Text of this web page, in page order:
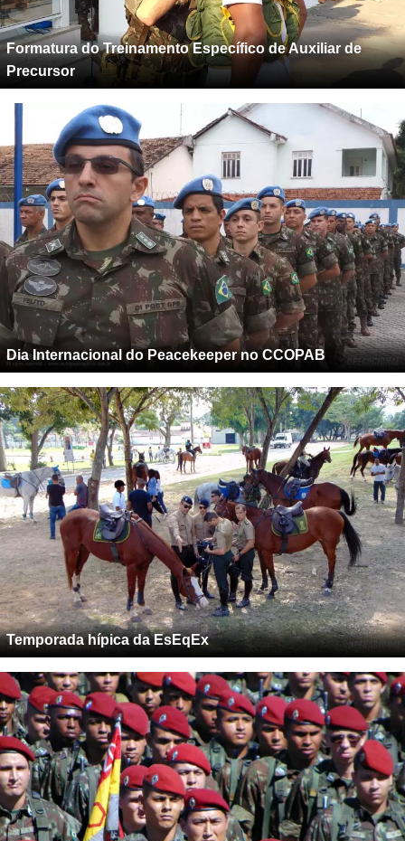
Formatura do Treinamento Específico de Auxiliar de
Precursor
Dia Internacional do Peacekeeper no CCOPAB
Temporada hípica da EsEqEx